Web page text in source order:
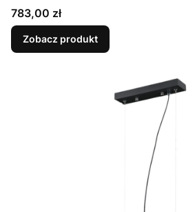
Cena
783,00 zł
Zobacz produkt